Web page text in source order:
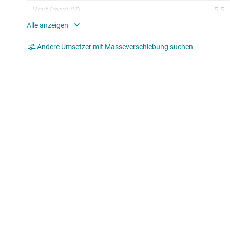
Vout (max) (V) 5.5
Current consumption per channel (1 Mbps)
Andere Umsetzer mit Masseverschiebung suchen